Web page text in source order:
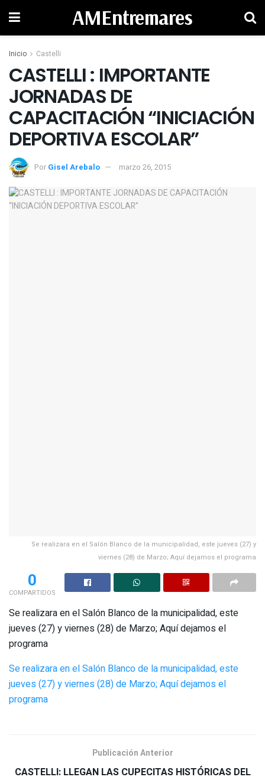
AMEntremares
Inicio Castelli
CASTELLI : IMPORTANTE
JORNADAS DE
CAPACITACIÓN “INICIACIÓN
DEPORTIVA ESCOLAR”‏
Por Gisel Arebalo marzo 26, 2015
Se realizara en el Salón Blanco de la municipalidad, este jueves (27) y
viernes (28) de Marzo; Aquí dejamos el programa
0
COMPARTIDOS
Se realizara en el Salón Blanco de la municipalidad, este
jueves (27) y viernes (28) de Marzo; Aquí dejamos el
programa
Se realizara en el Salón Blanco de la municipalidad, este
jueves (27) y viernes (28) de Marzo; Aquí dejamos el
programa
Publicación Anterior
CASTELLI: LLEGAN LAS CUPECITAS HISTÓRICAS DEL